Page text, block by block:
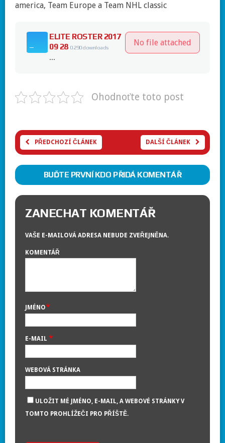
america, Team Europe a Team NHL classic
ELITE ROSTER 2017
09 28 0290 downloads
...
No file attached
Ohodnoťte toto post
PŘEDCHOZÍ ČLÁNEK DALŠÍ ČLÁNEK
BUĎTE PRVNÍ KDO PŘIDÁ KOMENTÁŘ
ZANECHAT KOMENTÁŘ
VAŠE E-MAILOVÁ ADRESA NEBUDE ZVEŘEJNĚNA.
KOMENTÁŘ
JMÉNO*
E-MAIL *
WEBOVÁ STRÁNKA
ULOŽIT MÉ JMÉNO, E-MAIL, A WEBOVÉ STRÁNKY V
TOMTO PROHLÍŽEČI PRO PŘÍŠTĚ.